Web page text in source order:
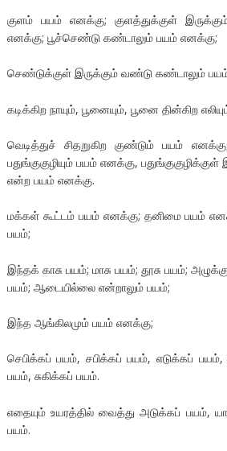
குளம் பயம் எனக்கு; குளத்துக்குள்
எனக்கு; பூச்செண்டு கண்டாலும் பயம் எனக்கு;
செண்டுக்குள் இருக்கும் வண்டு கண்டாலும்
கடிக்கிற நாயும், பூனையும், பூனை தின்கிற
வெடித்துச் சிதறுகிற குண்டும் பயம்
பதுங்குகுழியும் பயம் எனக்கு,
என்ற பயம் எனக்கு.
மக்கள் கூட்டம் பயம் எனக்கு; தனிமை பயம்
பயம்;
இந்தக் காசு பயம்; மாசு பயம்; தூசு பயம்;
பயம்; ஆடையில்லை என்றாலும் பயம்;
இந்த ஆங்கிலமும் பயம் எனக்கு;
செபிக்கப் பயம், சபிக்கப் பயம், எடுக்கப்
பயம், சுகிக்கப் பயம்.
எதையும் உயரத்தில் வைத்து அடுக்கப் பயம்,
பயம்.